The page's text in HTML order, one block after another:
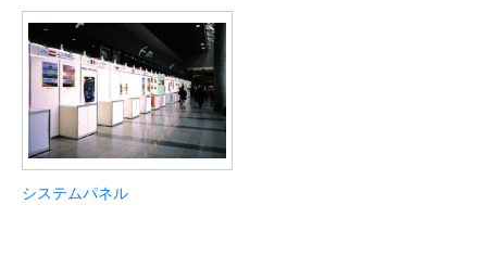
システムパネル